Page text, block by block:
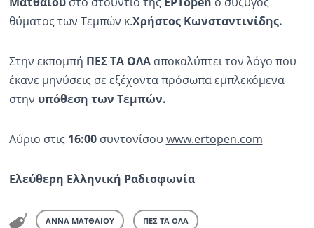
θύματος των Τεμπών κ.Χρήστος Κωνσταντινίδης.
Στην εκπομπή ΠΕΣ ΤΑ ΟΛΑαποκαλύπτει τον λόγο που
έκανε μηνύσεις σε εξέχοντα πρόσωπα εμπλεκόμενα
στην υπόθεση των Τεμπών.
Αύριο στις 16:00συντονίσου www.ertopen.com
Ελεύθερη Ελληνική Ραδιοφωνία
ΑΝΝΑ ΜΑΤΘΑΙΟΥ ΠΕΣ ΤΑ ΟΛΑ